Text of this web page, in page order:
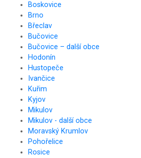
Boskovice
Brno
Břeclav
Bučovice
Bučovice – další obce
Hodonín
Hustopeče
Ivančice
Kuřim
Kyjov
Mikulov
Mikulov - další obce
Moravský Krumlov
Pohořelice
Rosice